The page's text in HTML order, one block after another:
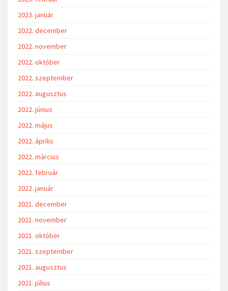
2023. január
2022. december
2022. november
2022. október
2022. szeptember
2022. augusztus
2022. június
2022. május
2022. április
2022. március
2022. február
2022. január
2021. december
2021. november
2021. október
2021. szeptember
2021. augusztus
2021. július